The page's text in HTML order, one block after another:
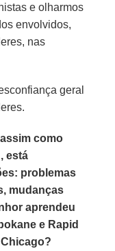
e olharmos
envolvidos,
nas
geral
como
está
problemas
mudanças
aprendeu
e Rapid